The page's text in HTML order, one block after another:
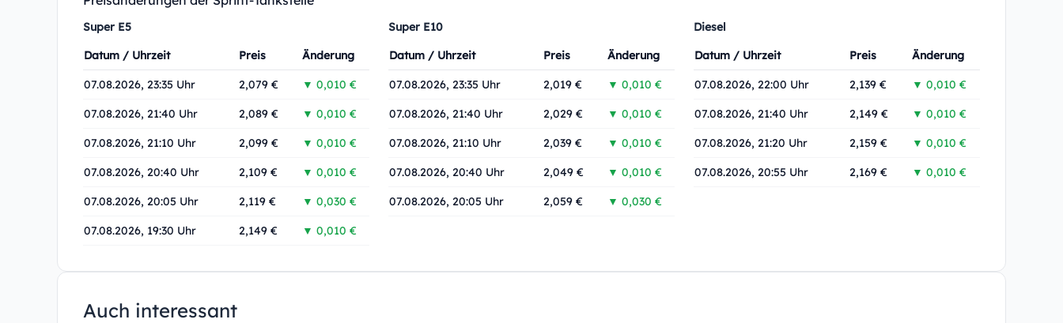
Super E5
Datum / Uhrzeit
Preis Änderung
07.08.2026, 23:35 Uhr 2,079 € ▼ 0,010 €
07.08.2026, 21:40 Uhr 2,089 € ▼ 0,010 €
07.08.2026, 21:10 Uhr 2,099 € ▼ 0,010 €
07.08.2026, 20:40 Uhr 2,109 € ▼ 0,010 €
07.08.2026, 20:05 Uhr 2,119 € ▼ 0,030 €
07.08.2026, 19:30 Uhr 2,149 € ▼ 0,010 €
Super E10
Datum / Uhrzeit
Preis Änderung
07.08.2026, 23:35 Uhr 2,019 € ▼ 0,010 €
07.08.2026, 21:40 Uhr 2,029 € ▼ 0,010 €
07.08.2026, 21:10 Uhr 2,039 € ▼ 0,010 €
07.08.2026, 20:40 Uhr 2,049 € ▼ 0,010 €
07.08.2026, 20:05 Uhr 2,059 € ▼ 0,030 €
Diesel
Datum / Uhrzeit
Preis Änderung
07.08.2026, 22:00 Uhr 2,139 € ▼ 0,010 €
07.08.2026, 21:40 Uhr 2,149 € ▼ 0,010 €
07.08.2026, 21:20 Uhr 2,159 € ▼ 0,010 €
07.08.2026, 20:55 Uhr 2,169 € ▼ 0,010 €
Auch interessant